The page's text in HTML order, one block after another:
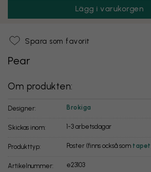
Lägg i varukorgen
Spara som favorit
Pear
Om produkten:
Designer: Brokiga
Skickas inom: 1-3 arbetsdagar
Produkttyp: Poster (finns också som tapet
Artikelnummer: e23103